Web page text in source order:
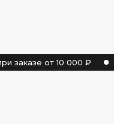
заказе от 10 000 ₽